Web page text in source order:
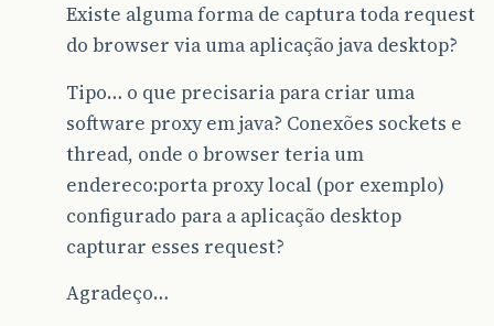
Existe alguma forma de captura toda request
do browser via uma aplicação java desktop?
Tipo… o que precisaria para criar uma
software proxy em java? Conexões sockets e
thread, onde o browser teria um
endereco:porta proxy local (por exemplo)
configurado para a aplicação desktop
capturar esses request?
Agradeço…